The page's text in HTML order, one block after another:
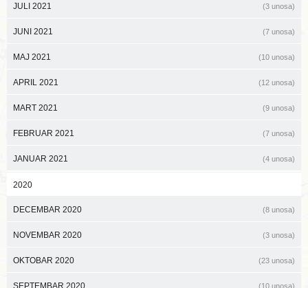
JULI 2021 (3 unosa)
JUNI 2021 (7 unosa)
MAJ 2021 (10 unosa)
APRIL 2021 (12 unosa)
MART 2021 (9 unosa)
FEBRUAR 2021 (7 unosa)
JANUAR 2021 (4 unosa)
2020
DECEMBAR 2020 (8 unosa)
NOVEMBAR 2020 (3 unosa)
OKTOBAR 2020 (23 unosa)
SEPTEMBAR 2020 (10 unosa)